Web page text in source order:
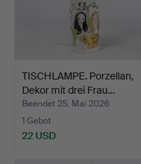
TISCHLAMPE. Porzellan,
Dekor mit drei Frau…
Beendet 25. Mai 2026
1 Gebot
22 USD